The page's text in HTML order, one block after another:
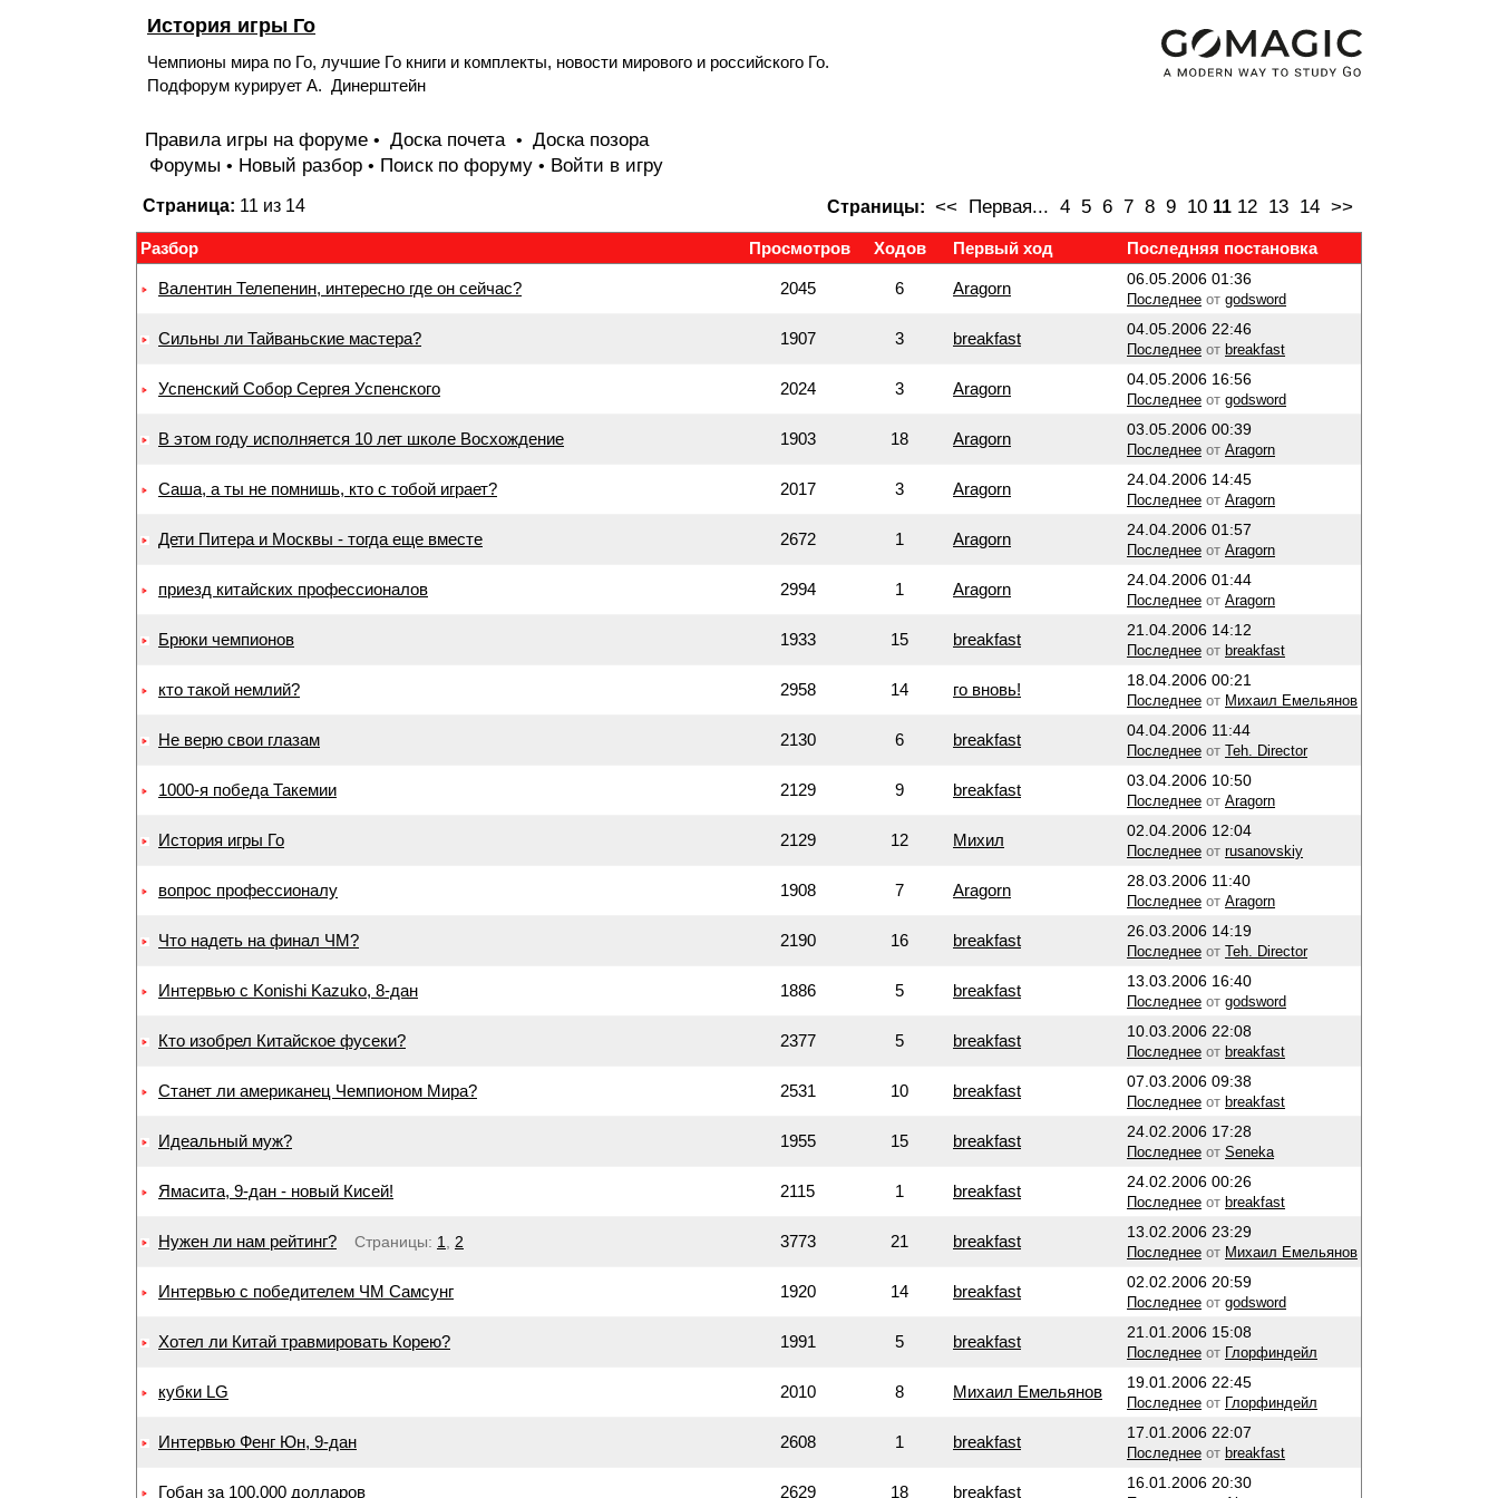
История игры Го
Чемпионы мира по Го, лучшие Го книги и комплекты, новости мирового и российского Го.
Подфорум курирует А. Динерштейн
Правила игры на форуме • Доска почета • Доска позора
Форумы • Новый разбор • Поиск по форуму • Войти в игру
Страницы: << Первая... 4 5 6 7 8 9 10 11 12 13 14 >>
Страница: 11 из 14
Разбор Просмотров Ходов Первый ход Последняя постановка
Валентин Телепенин, интересно где он сейчас? 2045 6 Aragorn 06.05.2006 01:36
Последнее от godsword
Сильны ли Тайваньские мастера? 1907 3 breakfast 04.05.2006 22:46
Последнее от breakfast
Успенский Собор Сергея Успенского 2024 3 Aragorn 04.05.2006 16:56
Последнее от godsword
В этом году исполняется 10 лет школе Восхождение 1903 18 Aragorn 03.05.2006 00:39
Последнее от Aragorn
Саша, а ты не помнишь, кто с тобой играет? 2017 3 Aragorn 24.04.2006 14:45
Последнее от Aragorn
Дети Питера и Москвы - тогда еще вместе 2672 1 Aragorn 24.04.2006 01:57
Последнее от Aragorn
приезд китайских профессионалов 2994 1 Aragorn 24.04.2006 01:44
Последнее от Aragorn
Брюки чемпионов 1933 15 breakfast 21.04.2006 14:12
Последнее от breakfast
кто такой немлий? 2958 14 го вновь! 18.04.2006 00:21
Последнее от Михаил Емельянов
Не верю свои глазам 2130 6 breakfast 04.04.2006 11:44
Последнее от Teh. Director
1000-я победа Такемии 2129 9 breakfast 03.04.2006 10:50
Последнее от Aragorn
История игры Го 2129 12 Михил 02.04.2006 12:04
Последнее от rusanovskiy
вопрос профессионалу 1908 7 Aragorn 28.03.2006 11:40
Последнее от Aragorn
Что надеть на финал ЧМ? 2190 16 breakfast 26.03.2006 14:19
Последнее от Teh. Director
Интервью с Konishi Kazuko, 8-дан 1886 5 breakfast 13.03.2006 16:40
Последнее от godsword
Кто изобрел Китайское фусеки? 2377 5 breakfast 10.03.2006 22:08
Последнее от breakfast
Станет ли американец Чемпионом Мира? 2531 10 breakfast 07.03.2006 09:38
Последнее от breakfast
Идеальный муж? 1955 15 breakfast 24.02.2006 17:28
Последнее от Seneka
Ямасита, 9-дан - новый Кисей! 2115 1 breakfast 24.02.2006 00:26
Последнее от breakfast
Нужен ли нам рейтинг? Страницы: 1 2 3773 21 breakfast 13.02.2006 23:29
Последнее от Михаил Емельянов
Интервью с победителем ЧМ Самсунг 1920 14 breakfast 02.02.2006 20:59
Последнее от godsword
Хотел ли Китай травмировать Корею? 1991 5 breakfast 21.01.2006 15:08
Последнее от Глорфиндейл
кубки LG 2010 8 Михаил Емельянов 19.01.2006 22:45
Последнее от Глорфиндейл
Интервью Фенг Юн, 9-дан 2608 1 breakfast 17.01.2006 22:07
Последнее от breakfast
Гобан за 100.000 долларов 2629 18 breakfast 16.01.2006 20:30